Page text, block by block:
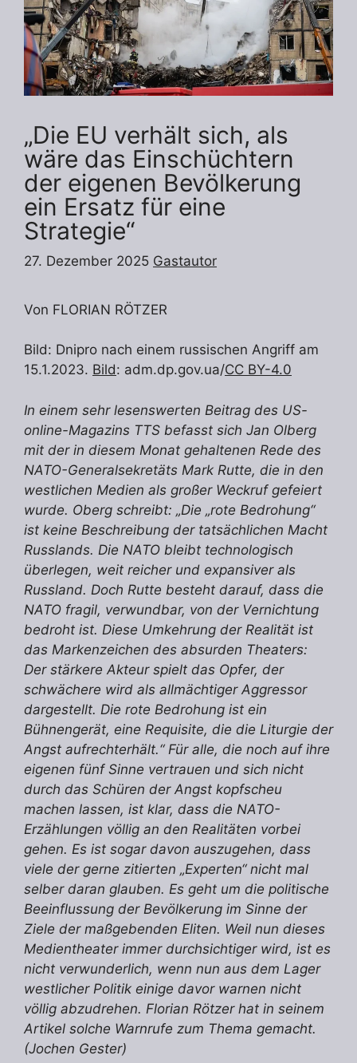
„Die EU verhält sich, als
wäre das Einschüchtern
der eigenen Bevölkerung
ein Ersatz für eine
Strategie“
27. Dezember 2025 Gastautor
Von FLORIAN RÖTZER
Bild: Dnipro nach einem russischen Angriff am
15.1.2023. Bild: adm.dp.gov.ua/CC BY-4.0
In einem sehr lesenswerten Beitrag des US-
online-Magazins TTS befasst sich Jan Olberg
mit der in diesem Monat gehaltenen Rede des
NATO-Generalsekretäts Mark Rutte, die in den
westlichen Medien als großer Weckruf gefeiert
wurde. Oberg schreibt: „Die „rote Bedrohung“
ist keine Beschreibung der tatsächlichen Macht
Russlands. Die NATO bleibt technologisch
überlegen, weit reicher und expansiver als
Russland. Doch Rutte besteht darauf, dass die
NATO fragil, verwundbar, von der Vernichtung
bedroht ist. Diese Umkehrung der Realität ist
das Markenzeichen des absurden Theaters:
Der stärkere Akteur spielt das Opfer, der
schwächere wird als allmächtiger Aggressor
dargestellt. Die rote Bedrohung ist ein
Bühnengerät, eine Requisite, die die Liturgie der
Angst aufrechterhält.“ Für alle, die noch auf ihre
eigenen fünf Sinne vertrauen und sich nicht
durch das Schüren der Angst kopfscheu
machen lassen, ist klar, dass die NATO-
Erzählungen völlig an den Realitäten vorbei
gehen. Es ist sogar davon auszugehen, dass
viele der gerne zitierten „Experten“ nicht mal
selber daran glauben. Es geht um die politische
Beeinflussung der Bevölkerung im Sinne der
Ziele der maßgebenden Eliten. Weil nun dieses
Medientheater immer durchsichtiger wird, ist es
nicht verwunderlich, wenn nun aus dem Lager
westlicher Politik einige davor warnen nicht
völlig abzudrehen. Florian Rötzer hat in seinem
Artikel solche Warnrufe zum Thema gemacht.
(Jochen Gester)